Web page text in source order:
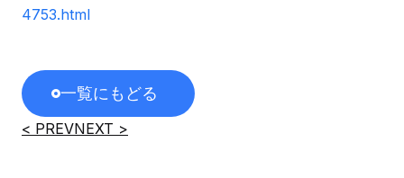
4753.html
一覧にもどる
< PREVNEXT >